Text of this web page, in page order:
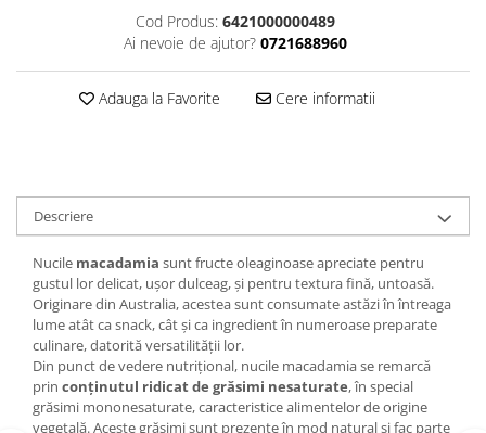
Cod Produs: 6421000000489
Ai nevoie de ajutor? 0721688960
Adauga la Favorite Cere informatii
Descriere
Nucile macadamia sunt fructe oleaginoase apreciate pentru
gustul lor delicat, ușor dulceag, și pentru textura fină, untoasă.
Originare din Australia, acestea sunt consumate astăzi în întreaga
lume atât ca snack, cât și ca ingredient în numeroase preparate
culinare, datorită versatilității lor.
Din punct de vedere nutrițional, nucile macadamia se remarcă
prin conținutul ridicat de grăsimi nesaturate, în special
grăsimi mononesaturate, caracteristice alimentelor de origine
vegetală. Aceste grăsimi sunt prezente în mod natural și fac parte